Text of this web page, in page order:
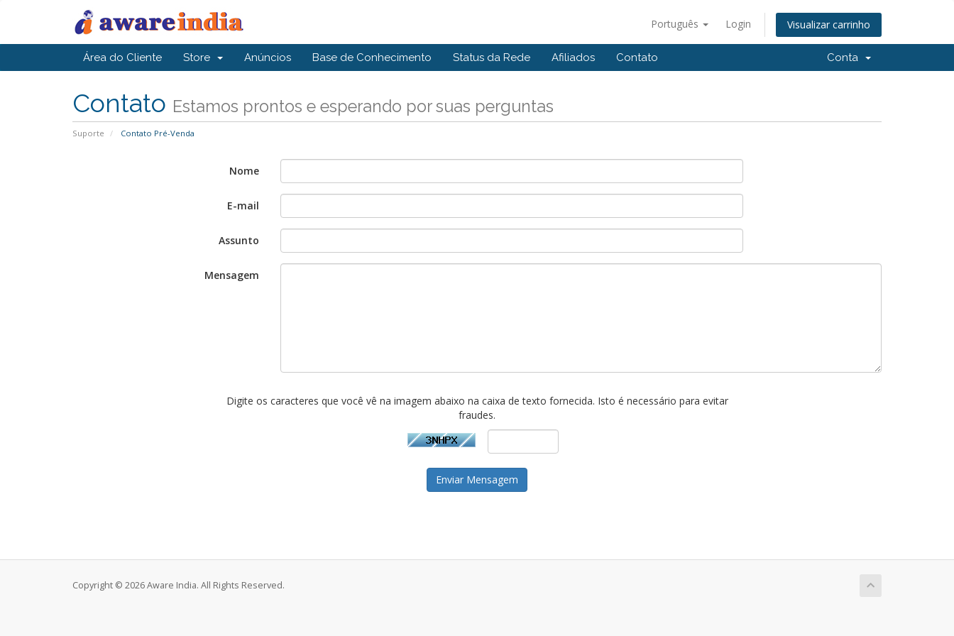
Português Login Visualizar carrinho
Área do Cliente Store Anúncios Base de Conhecimento Status da Rede Afiliados Contato Conta
Contato Estamos prontos e esperando por suas perguntas
Suporte Contato Pré-Venda
Nome
E-mail
Assunto
Mensagem
Digite os caracteres que você vê na imagem abaixo na caixa de texto fornecida. Isto é necessário para evitar
fraudes.
Enviar Mensagem
Copyright © 2026 Aware India. All Rights Reserved.